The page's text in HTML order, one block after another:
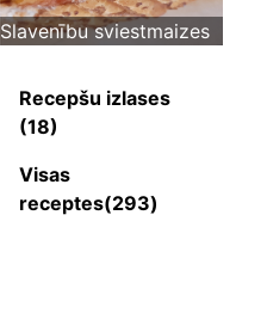
Slavenību sviestmaizes
Recepšu izlases
(18)
Visas
receptes(293)